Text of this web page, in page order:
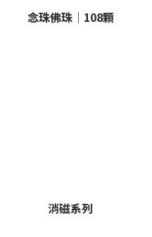
念珠佛珠｜108顆
消磁系列